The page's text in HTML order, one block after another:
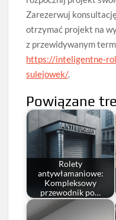
Zarezerwuj
otrzymać projekt na
z przewidywanym
https://inteligentne-
sulejowek/.
Powiązane
Rolety
antywłamaniowe:
Kompleksowy
przewodnik po…